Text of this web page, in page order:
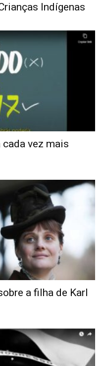
Indígenas
vez mais
a filha de Karl